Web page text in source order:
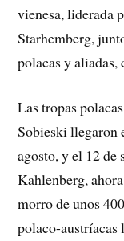
vienesa, liderada
Starhemberg,
polacas y
Las tropas
Sobieski llegaron
agosto, y el 12 de
Kahlenberg,
morro de unos
polaco-austríacas